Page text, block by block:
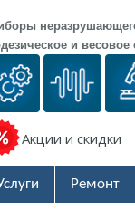
и
Акции и скидки
Ремонт